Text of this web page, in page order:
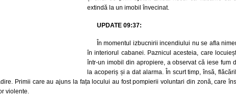
extindă la un imobil învecinat.
UPDATE 09:37:
În momentul izbucnirii incendiului nu se afla
în interiorul cabanei. Paznicul acesteia, care
într-un imobil din apropiere, a observat că iese fum
la acoperiș și a dat alarma. În scurt timp, însă,
Primii care au ajuns la fața locului au fost pompierii voluntari din zonă, care
violente.